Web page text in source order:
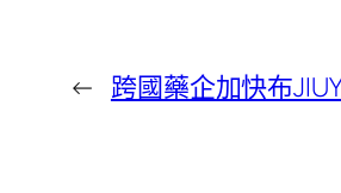
← 跨國藥企加快布